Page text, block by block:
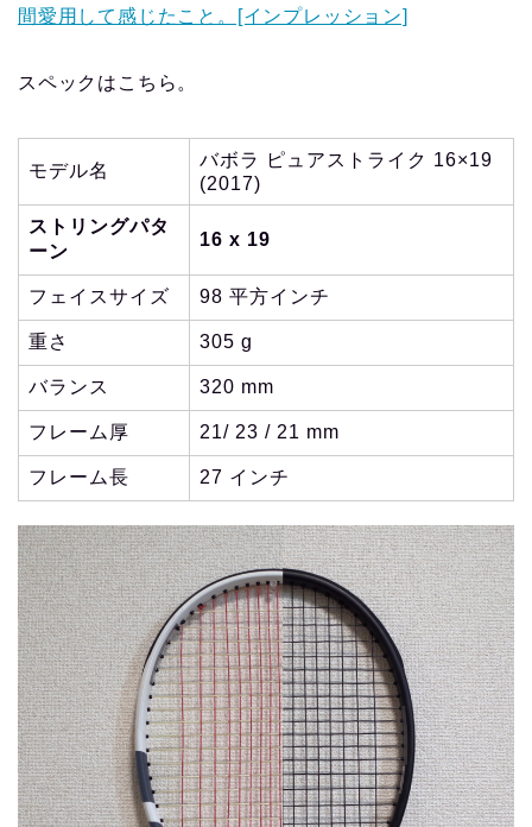
間愛用して感じたこと。[インプレッション]
スペックはこちら。
モデル名
バボラ ピュアストライク 16×19
(2017)
ストリングパタ
ーン
16 x 19
フェイスサイズ 98 平方インチ
重さ 305 g
バランス 320 mm
フレーム厚 21/ 23 / 21 mm
フレーム長 27 インチ